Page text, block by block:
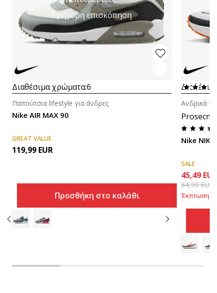
Γρήγορη επισκόπηση
Διαθέσιμα χρώματα:6
Nike AIR MAX 90
Παπούτσια lifestyle για άνδρες
GREAT VALUE
119,99 EUR
Προσθήκη στο καλάθι
Nike NIKE
Ανδρικά
SALE
45,49 EUR
64,99EUR
Έκπτωση30